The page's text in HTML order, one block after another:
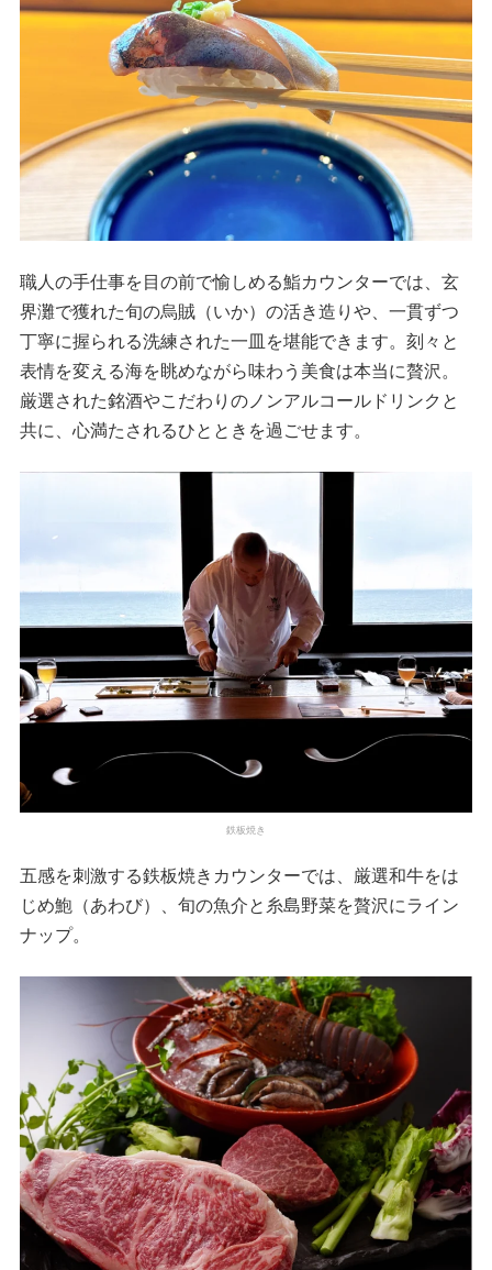
職人の手仕事を目の前で愉しめる鮨カウンターでは、玄
界灘で獲れた旬の烏賊（いか）の活き造りや、一貫ずつ
丁寧に握られる洗練された一皿を堪能できます。刻々と
表情を変える海を眺めながら味わう美食は本当に贅沢。
厳選された銘酒やこだわりのノンアルコールドリンクと
共に、心満たされるひとときを過ごせます。
鉄板焼き
五感を刺激する鉄板焼きカウンターでは、厳選和牛をは
じめ鮑（あわび）、旬の魚介と糸島野菜を贅沢にライン
ナップ。